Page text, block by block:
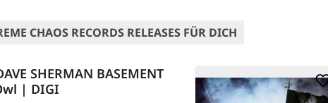
CHAOS RECORDS RELEASES FÜR DICH
SHERMAN BASEMENT
| DIGI